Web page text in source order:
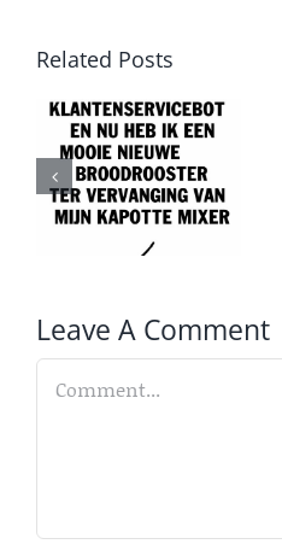
Related Posts
Van
probleem
naar
Leave A Comment